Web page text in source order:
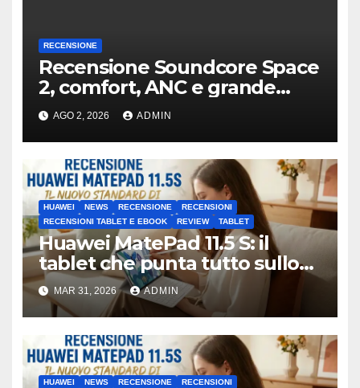
RECENSIONE
Recensione Soundcore Space
2, comfort, ANC e grande
autonomia
AGO 2, 2026 ADMIN
HUAWEI NEWS RECENSIONE
RECENSIONI
RECENSIONI TABLET E EBOOK
REVIEW TABLET
Huawei MatePad 11.5 S: il
tablet che punta tutto sullo
schermo (e fa bene)
Recensione
MAR 31, 2026 ADMIN
HUAWEI NEWS RECENSIONE
RECENSIONI